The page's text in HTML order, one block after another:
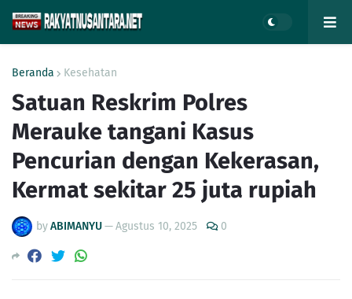
Beranda Kesehatan
Satuan Reskrim Polres
Merauke tangani Kasus
Pencurian dengan Kekerasan,
Kermat sekitar 25 juta rupiah
byABIMANYU—Agustus 10, 2025 0